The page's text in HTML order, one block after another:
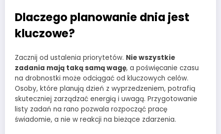
Dlaczego planowanie dnia jest
kluczowe?
Zacznij od ustalenia priorytetów. Nie wszystkie
zadania mają taką samą wagę, a poświęcanie czasu
na drobnostki może odciągać od kluczowych celów.
Osoby, które planują dzień z wyprzedzeniem, potrafią
skuteczniej zarządzać energią i uwagą. Przygotowanie
listy zadań na rano pozwala rozpocząć pracę
świadomie, a nie w reakcji na bieżące zdarzenia.